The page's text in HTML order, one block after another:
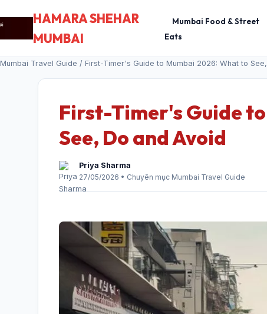
HAMARA SHEHAR
MUMBAI
Mumbai Food & Street
Eats
Mumbai Travel Guide / First-Timer's Guide to Mumbai 2026: What to
First-Timer's Guide
See, Do and Avoid
Priya Sharma
27/05/2026 • Chuyên mục Mumbai Travel Guide